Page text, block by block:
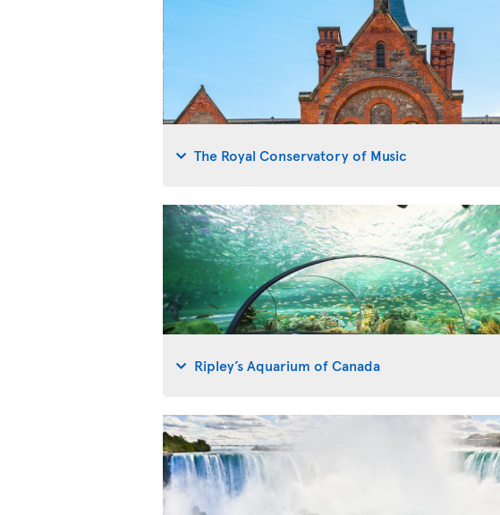
The Royal Conservatory of Music
Ripley’s Aquarium of Canada